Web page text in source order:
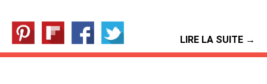
LIRE LA SUITE →